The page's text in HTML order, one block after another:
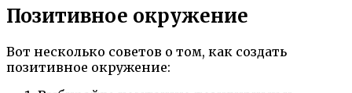
Позитивное окружение
Вот несколько советов о том, как создать
позитивное окружение: